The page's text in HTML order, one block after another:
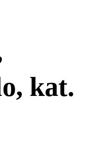
kat.